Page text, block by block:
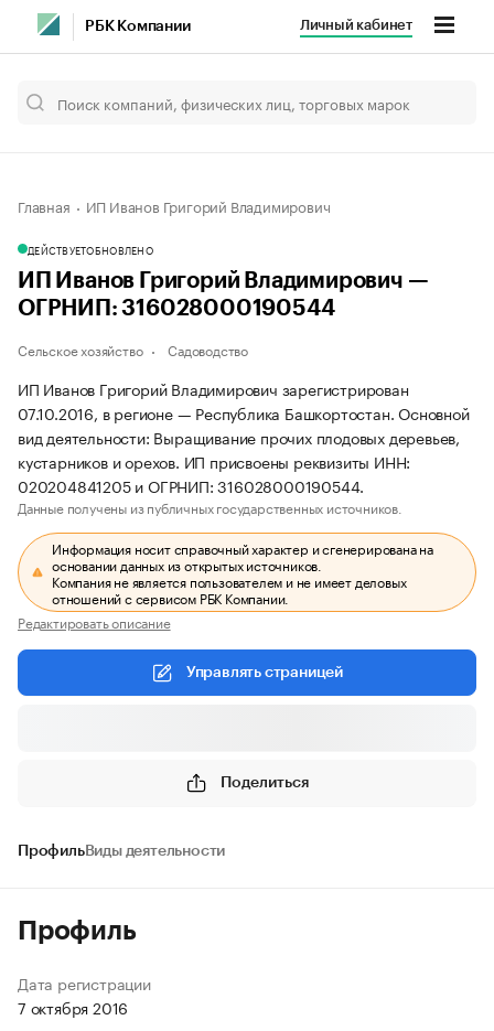
РБК Компании Личный кабинет
Главная ИП Иванов Григорий Владимирович
ДЕЙСТВУЕТОБНОВЛЕНО
ИП Иванов Григорий Владимирович —
ОГРНИП: 316028000190544
Сельское хозяйство Садоводство
ИП Иванов Григорий Владимирович зарегистрирован
07.10.2016, в регионе — Республика Башкортостан. Основной
вид деятельности: Выращивание прочих плодовых деревьев,
кустарников и орехов. ИП присвоены реквизиты ИНН:
020204841205 и ОГРНИП: 316028000190544.
Данные получены из публичных государственных источников.
Информация носит справочный характер и сгенерирована на
основании данных из открытых источников.
Компания не является пользователем и не имеет деловых
отношений с сервисом РБК Компании.
Редактировать описание
Управлять страницей
Поделиться
ПрофильВиды деятельности
Профиль
Дата регистрации
7 октября 2016